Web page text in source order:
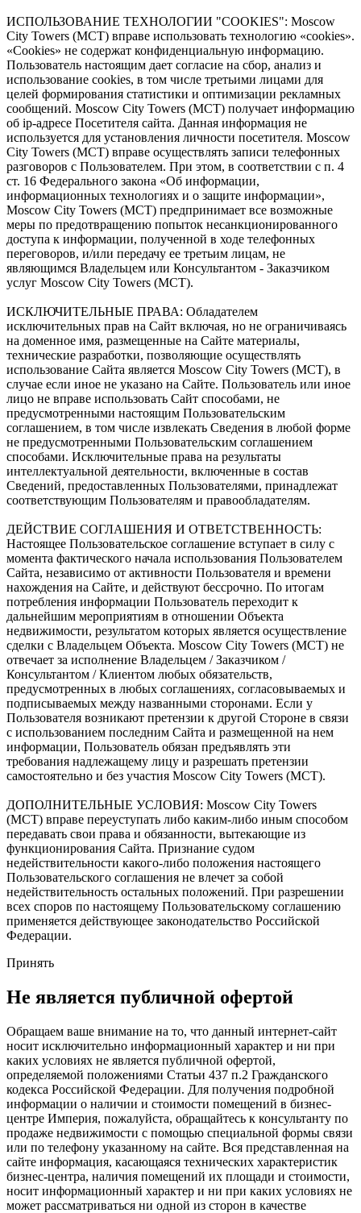
ИСПОЛЬЗОВАНИЕ ТЕХНОЛОГИИ "COOKIES": Moscow
City Towers (МСТ) вправе использовать технологию «cookies».
«Cookies» не содержат конфиденциальную информацию.
Пользователь настоящим дает согласие на сбор, анализ и
использование cookies, в том числе третьими лицами для
целей формирования статистики и оптимизации рекламных
сообщений. Moscow City Towers (МСТ) получает информацию
об ip-адресе Посетителя сайта. Данная информация не
используется для установления личности посетителя. Moscow
City Towers (МСТ) вправе осуществлять записи телефонных
разговоров с Пользователем. При этом, в соответствии с п. 4
ст. 16 Федерального закона «Об информации,
информационных технологиях и о защите информации»,
Moscow City Towers (МСТ) предпринимает все возможные
меры по предотвращению попыток несанкционированного
доступа к информации, полученной в ходе телефонных
переговоров, и/или передачу ее третьим лицам, не
являющимся Владельцем или Консультантом - Заказчиком
услуг Moscow City Towers (МСТ).
ИСКЛЮЧИТЕЛЬНЫЕ ПРАВА: Обладателем
исключительных прав на Сайт включая, но не ограничиваясь
на доменное имя, размещенные на Сайте материалы,
технические разработки, позволяющие осуществлять
использование Сайта является Moscow City Towers (МСТ), в
случае если иное не указано на Сайте. Пользователь или иное
лицо не вправе использовать Сайт способами, не
предусмотренными настоящим Пользовательским
соглашением, в том числе извлекать Сведения в любой форме
не предусмотренными Пользовательским соглашением
способами. Исключительные права на результаты
интеллектуальной деятельности, включенные в состав
Сведений, предоставленных Пользователями, принадлежат
соответствующим Пользователям и правообладателям.
ДЕЙСТВИЕ СОГЛАШЕНИЯ И ОТВЕТСТВЕННОСТЬ:
Настоящее Пользовательское соглашение вступает в силу с
момента фактического начала использования Пользователем
Сайта, независимо от активности Пользователя и времени
нахождения на Сайте, и действуют бессрочно. По итогам
потребления информации Пользователь переходит к
дальнейшим мероприятиям в отношении Объекта
недвижимости, результатом которых является осуществление
сделки с Владельцем Объекта. Moscow City Towers (МСТ) не
отвечает за исполнение Владельцем / Заказчиком /
Консультантом / Клиентом любых обязательств,
предусмотренных в любых соглашениях, согласовываемых и
подписываемых между названными сторонами. Если у
Пользователя возникают претензии к другой Стороне в связи
с использованием последним Сайта и размещенной на нем
информации, Пользователь обязан предъявлять эти
требования надлежащему лицу и разрешать претензии
самостоятельно и без участия Moscow City Towers (МСТ).
ДОПОЛНИТЕЛЬНЫЕ УСЛОВИЯ: Moscow City Towers
(МСТ) вправе переуступать либо каким-либо иным способом
передавать свои права и обязанности, вытекающие из
функционирования Сайта. Признание судом
недействительности какого-либо положения настоящего
Пользовательского соглашения не влечет за собой
недействительность остальных положений. При разрешении
всех споров по настоящему Пользовательскому соглашению
применяется действующее законодательство Российской
Федерации.
Принять
Не является публичной офертой
Обращаем ваше внимание на то, что данный интернет-сайт
носит исключительно информационный характер и ни при
каких условиях не является публичной офертой,
определяемой положениями Статьи 437 п.2 Гражданского
кодекса Российской Федерации. Для получения подробной
информации о наличии и стоимости помещений в бизнес-
центре Империя, пожалуйста, обращайтесь к консультанту по
продаже недвижимости с помощью специальной формы связи
или по телефону указанному на сайте. Вся представленная на
сайте информация, касающаяся технических характеристик
бизнес-центра, наличия помещений их площади и стоимости,
носит информационный характер и ни при каких условиях не
может рассматриваться ни одной из сторон в качестве